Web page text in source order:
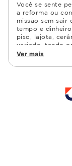
Você se sente
a reforma ou
missão sem sair
tempo e
piso, lajota,
variado, tendo
granito,
cozinha, quarto,
Ver mais